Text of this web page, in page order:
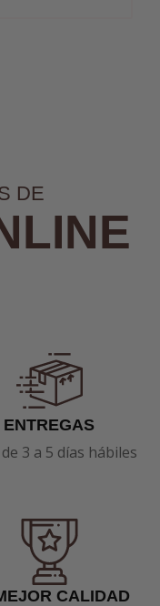
DE
ENTREGAS
3 a 5 días hábiles
CALIDAD